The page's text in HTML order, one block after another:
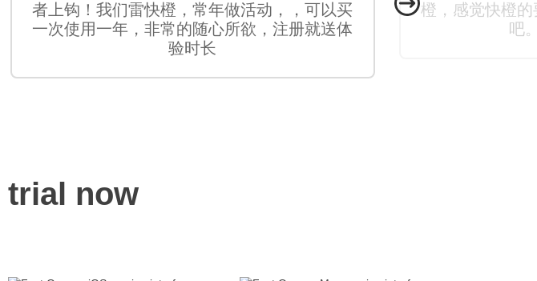
者上钩！我们雷快橙，常年做活动，，可以买
一次使用一年，非常的随心所欲，注册就送体
验时长
橙，感觉快橙
吧
trial now